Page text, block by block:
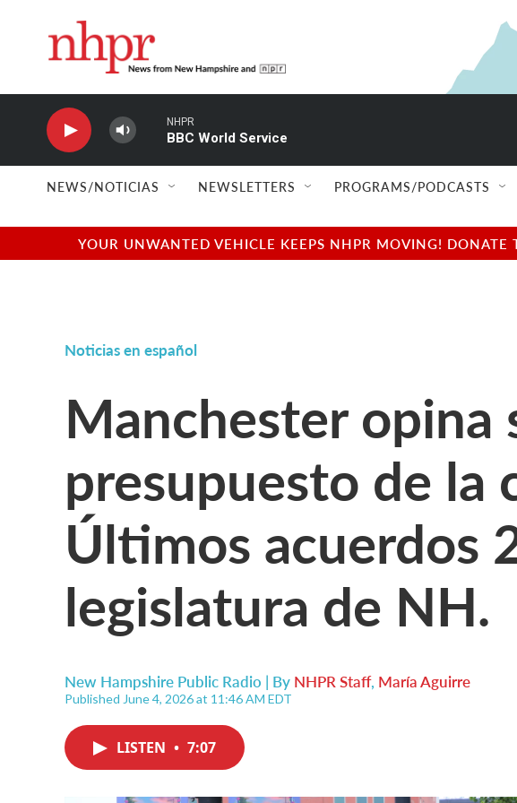
NHPR
BBC World Service
NEWS/NOTICIAS NEWSLETTERS PROGRAMS/PODCASTS
YOUR UNWANTED VEHICLE KEEPS NHPR MOVING!
Noticias en español
Manchester opina
presupuesto de la
Últimos acuerdos
legislatura de NH.
New Hampshire Public Radio | By NHPR Staff, María Aguirre
Published June 4, 2026 at 11:46 AM EDT
LISTEN • 7:07